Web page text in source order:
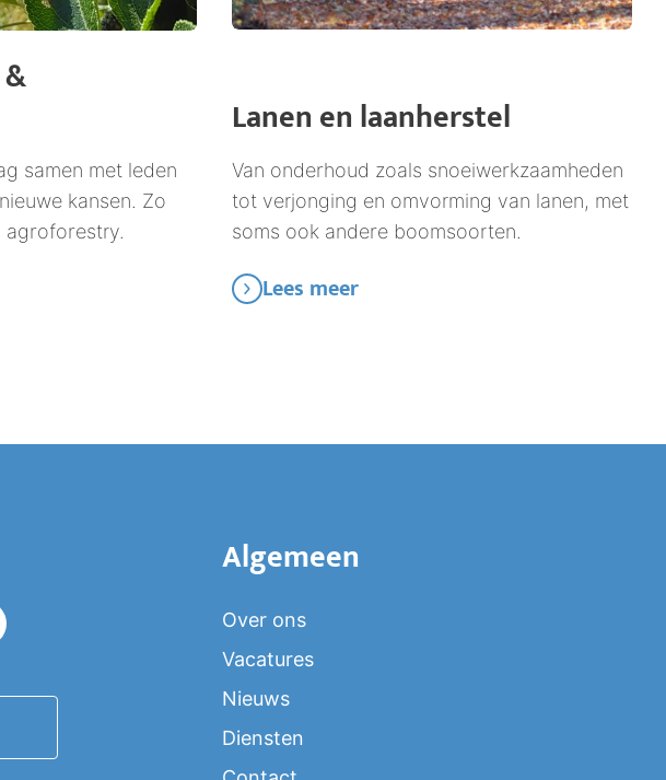
samen met leden
kansen. Zo
agroforestry.
Lanen en laanherstel
Van onderhoud zoals snoeiwerkzaamheden
tot verjonging en omvorming van lanen, met
soms ook andere boomsoorten.
Lees meer
Algemeen
Over ons
Vacatures
Nieuws
Diensten